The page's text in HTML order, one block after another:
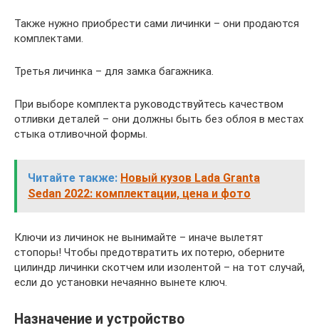
Также нужно приобрести сами личинки – они продаются
комплектами.
Третья личинка – для замка багажника.
При выборе комплекта руководствуйтесь качеством
отливки деталей – они должны быть без облоя в местах
стыка отливочной формы.
Читайте также: Новый кузов Lada Granta
Sedan 2022: комплектации, цена и фото
Ключи из личинок не вынимайте – иначе вылетят
стопоры! Чтобы предотвратить их потерю, оберните
цилиндр личинки скотчем или изолентой – на тот случай,
если до установки нечаянно вынете ключ.
Назначение и устройство